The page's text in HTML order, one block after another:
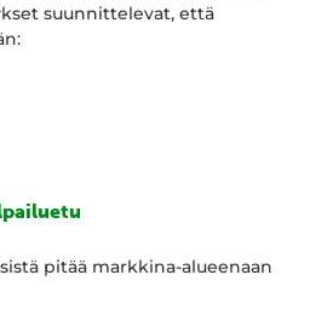
suunnittelevat, että
pitää markkina-alueenaan